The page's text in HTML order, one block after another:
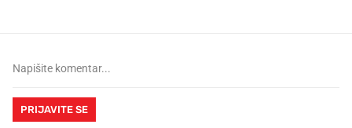
PRIJAVITE SE